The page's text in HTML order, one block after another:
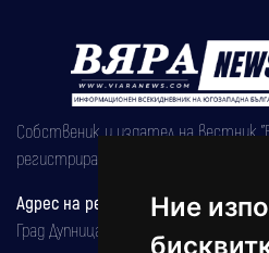
Ние
Собственик и издател на вестник
регистрирана на 08.05.2002 година.
Адрес на редакцията
Град Дупница, ул.''Христо Ботев" 43